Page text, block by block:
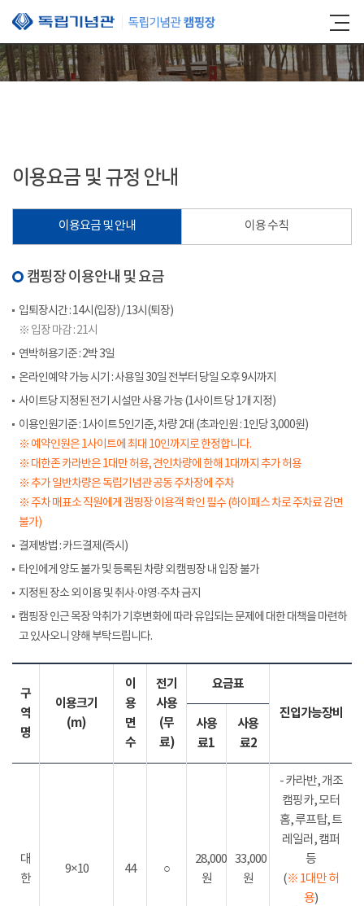
본문 바로가기
이용요금 및 규정 안내
이용요금 및 안내 이용 수칙
캠핑장 이용안내 및 요금
입퇴장시간 : 14시(입장) / 13시(퇴장)
※ 입장 마감 : 21시
연박허용기준 : 2박 3일
온라인예약 가능 시기 : 사용일 30일 전부터 당일 오후 9시까지
사이트당 지정된 전기 시설만 사용 가능 (1사이트 당 1개 지정)
이용인원기준 : 1사이트 5인기준, 차량 2대 (초과인원 : 1인당 3,000원)
※ 예약인원은 1사이트에 최대 10인까지로 한정합니다.
※ 대한존 카라반은 1대만 허용, 견인차량에 한해 1대까지 추가 허용
※ 추가 일반차량은 독립기념관 공동 주차장에 주차
※ 주차 매표소 직원에게 갬핑장 이용객 확인 필수 (하이패스 차로 주차료 감면
불가)
결제방법 : 카드결제(즉시)
타인에게 양도 불가 및 등록된 차량 외 캠핑장 내 입장 불가
지정된 장소 외 이용 및 취사·야영·주차 금지
캠핑장 인근 목장 악취가 기후변화에 따라 유입되는 문제에 대한 대책을 마련하
고 있사오니 양해 부탁드립니다.
구
역
명
이용크기
(m)
이
용
면
수
전기
사용
(무
료)
요금표
진입가능장비
사용
료1
사용
료2
대
한
9×10 44 ○
28,000
원
33,000
원
- 카라반, 개조
캠핑카, 모터
홈, 루프탑, 트
레일러, 캠퍼
등
(※ 1대만 허
용)